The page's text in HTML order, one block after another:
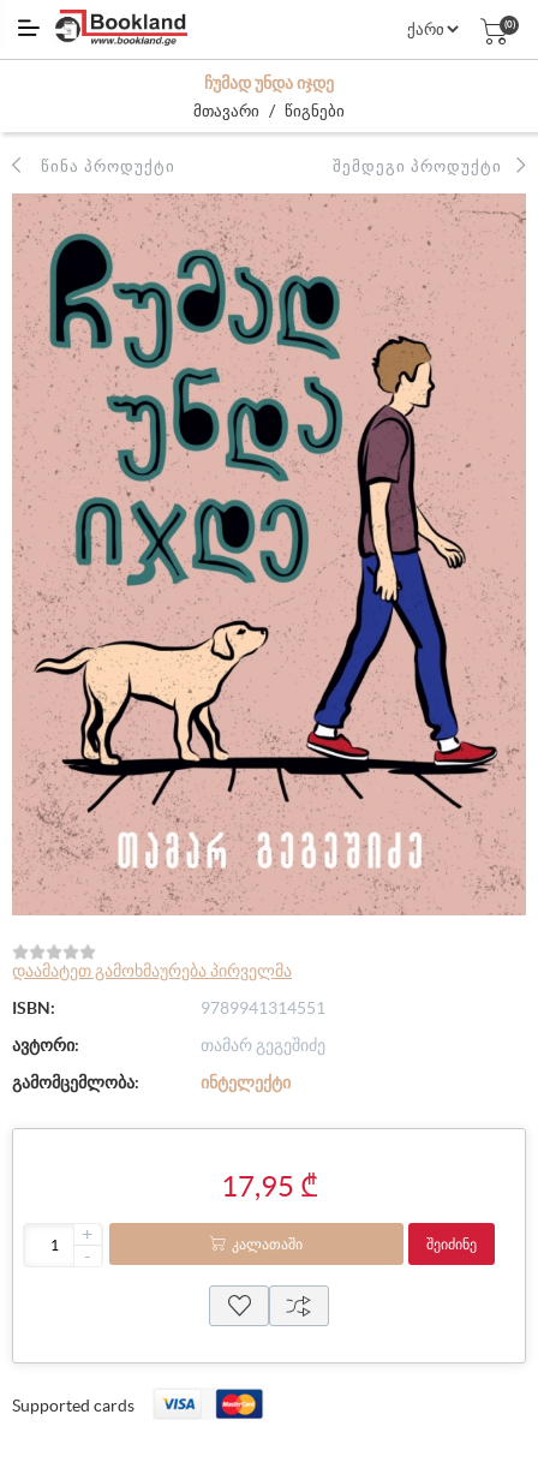
(0)
ᲩᲣᲛᲐᲓ ᲣᲜᲓᲐ ᲘᲯᲓᲔ
მთავარი / წიგნები
ᲬᲘᲜᲐ ᲞᲠᲝᲓᲣᲥᲢᲘ ᲨᲔᲛᲓᲔᲒᲘ ᲞᲠᲝᲓᲣᲥᲢᲘ
დაამატეთ გამოხმაურება პირველმა
ISBN:
9789941314551
ავტორი:
თამარ გეგეშიძე
გამომცემლობა:
ᲘᲜᲢᲔᲚᲔᲥᲢᲘ
17,95 ₾
+
-
ᲙᲐᲚᲐᲗᲐᲨᲘ ᲨᲔᲘᲫᲘᲜᲔ
Supported cards